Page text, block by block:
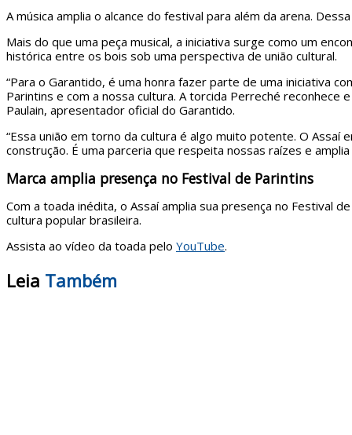
A música amplia o alcance do festival para além da arena.
Mais do que uma peça musical, a iniciativa surge como um
histórica entre os bois sob uma perspectiva de união cultural.
“Para o Garantido, é uma honra fazer parte de uma iniciativa
Parintins e com a nossa cultura. A torcida Perreché reconhece
Paulain, apresentador oficial do Garantido.
“Essa união em torno da cultura é algo muito potente. O
construção. É uma parceria que respeita nossas raízes e
Marca amplia presença no Festival de Parintins
Com a toada inédita, o Assaí amplia sua presença no Festival
cultura popular brasileira.
Assista ao vídeo da toada pelo YouTube.
Leia Também